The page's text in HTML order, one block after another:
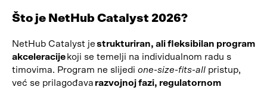
Što je NetHub Catalyst 2026?
NetHub Catalyst jestrukturiran, ali fleksibilan program
akceleracijekoji se temelji na individualnom radu s
timovima. Program ne slijedi one-size-fits-all pristup,
već se prilagođava razvojnoj fazi, regulatornom